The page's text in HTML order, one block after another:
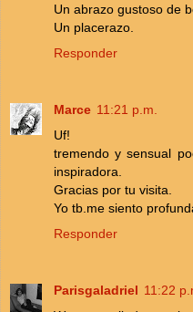
Un abrazo gustoso de
Un placerazo.
Responder
Marce 11:21 p.m.
Uf!
tremendo y sensual
inspiradora.
Gracias por tu visita.
Yo tb.me siento
Responder
Parisgaladriel 11:22